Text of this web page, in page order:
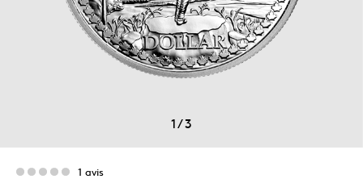
1/3
1 avis